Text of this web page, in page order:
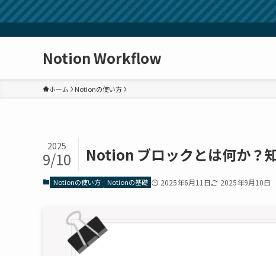
Notion Workflow
ホーム Notionの使い方
Notion ブロックとは何か？
2025
9/10
Notionの使い方 Notionの基礎 2025年6月11日 2025年9月10日